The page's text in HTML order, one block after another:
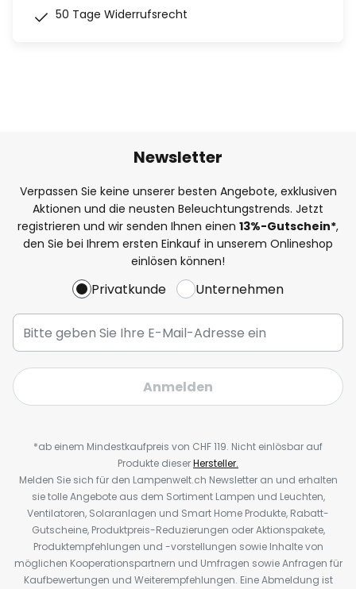
50 Tage Widerrufsrecht
Newsletter
Verpassen Sie keine unserer besten Angebote, exklusiven
Aktionen und die neusten Beleuchtungstrends. Jetzt
registrieren und wir senden Ihnen einen 13%-Gutschein*,
den Sie bei Ihrem ersten Einkauf in unserem Onlineshop
einlösen können!
Privatkunde Unternehmen
Anmelden
*ab einem Mindestkaufpreis von CHF 119. Nicht einlösbar auf
Produkte dieserHersteller.
Melden Sie sich für den Lampenwelt.ch Newsletter an und erhalten
sie tolle Angebote aus dem Sortiment Lampen und Leuchten,
Ventilatoren, Solaranlagen und Smart Home Produkte, Rabatt-
Gutscheine, Produktpreis-Reduzierungen oder Aktionspakete,
Produktempfehlungen und -vorstellungen sowie Inhalte von
möglichen Kooperationspartnern und Umfragen sowie Anfragen für
Kaufbewertungen und Weiterempfehlungen. Eine Abmeldung ist